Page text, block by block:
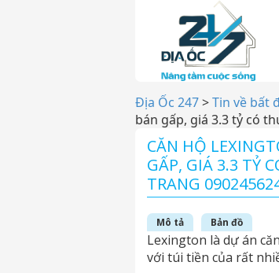
Địa Ốc 247>Tin về bất
bán gấp, giá 3.3 tỷ có
CĂN HỘ
GẤP, GIÁ 3.3 TỶ
TRANG
Mô tả Bản đồ
Lexington là dự án
với túi tiền của rất